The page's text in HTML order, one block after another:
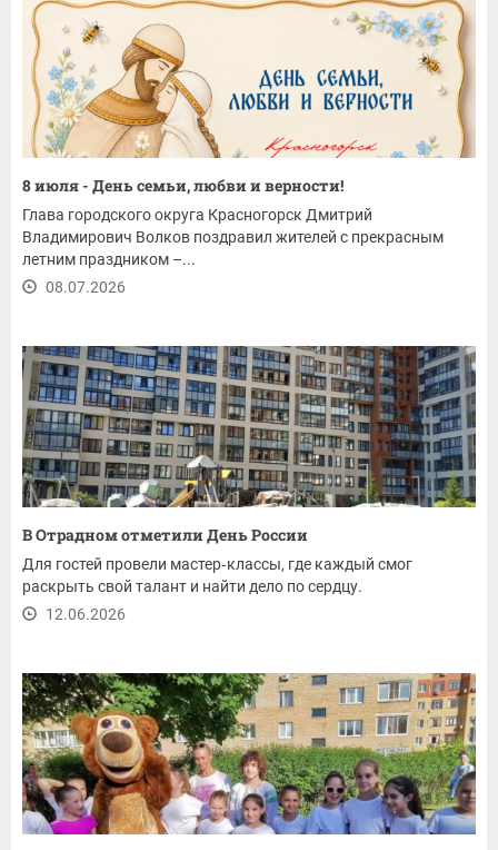
8 июля - День семьи, любви и верности!
Глава городского округа Красногорск Дмитрий
Владимирович Волков поздравил жителей с прекрасным
летним праздником –...
08.07.2026
В Отрадном отметили День России
Для гостей провели мастер‑классы, где каждый смог
раскрыть свой талант и найти дело по сердцу.
12.06.2026